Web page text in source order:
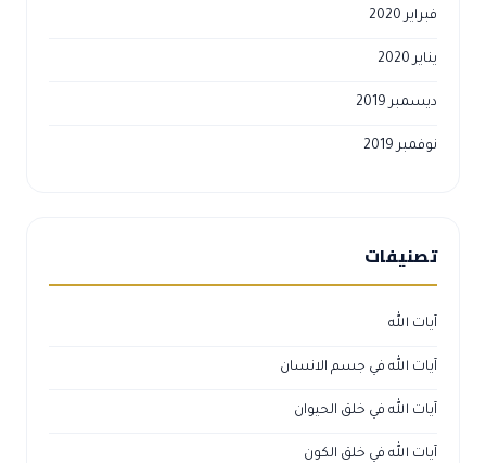
فبراير 2020
يناير 2020
ديسمبر 2019
نوفمبر 2019
تصنيفات
آيات الله
آيات الله في جسم الانسان
آيات الله في خلق الحيوان
آيات الله في خلق الكون